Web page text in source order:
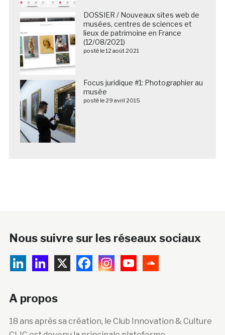
DOSSIER / Nouveaux sites web de
musées, centres de sciences et
lieux de patrimoine en France
(12/08/2021)
posté le 12 août 2021
Focus juridique #1: Photographier au
musée
posté le 29 avril 2015
Nous suivre sur les réseaux sociaux
A propos
18 ans après sa création, le Club Innovation & Culture